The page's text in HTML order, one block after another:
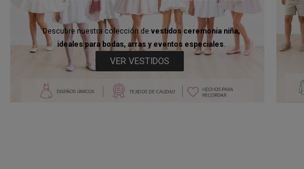
Descubre nuestra colección de vestidos ceremonia niña,
ideales para bodas, arras y eventos especiales.
VER VESTIDOS